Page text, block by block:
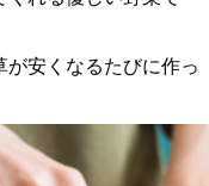
安くなるたびに作っ